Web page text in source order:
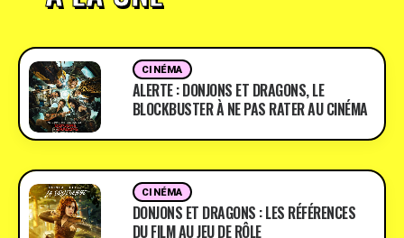
CINÉMA
ALERTE : DONJONS ET DRAGONS, LE
BLOCKBUSTER À NE PAS RATER AU CINÉMA
CINÉMA
DONJONS ET DRAGONS : LES RÉFÉRENCES
DU FILM AU JEU DE RÔLE